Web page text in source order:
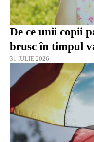
De ce unii copii
brusc în timpul
31 IULIE 2026